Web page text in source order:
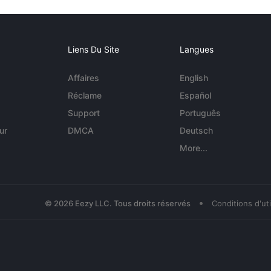
Liens Du Site
Affaires
Réclame
Support
DMCA
Langues
English
Español
Português
Deutsch
More...
© 2026 Eezy LLC. Tous droits réservés • Conditions